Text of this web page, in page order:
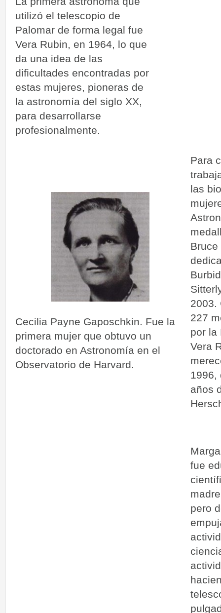
utilizó el telescopio de
Palomar de forma legal fue
Vera Rubin, en 1964, lo que
da una idea de las
dificultades encontradas por
estas mujeres, pioneras de
la astronomía del siglo XX,
para desarrollarse
profesionalmente.
Cecilia Payne Gaposchkin. Fue la
primera mujer que obtuvo un
doctorado en Astronomía en el
Observatorio de Harvard.
Para
las
2003.
227
por la
Vera
1996,
años
fue
pero